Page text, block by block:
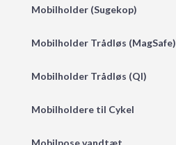
Mobilholder (Sugekop)
Mobilholder Trådløs (MagSafe)
Mobilholder Trådløs (QI)
Mobilholdere til Cykel